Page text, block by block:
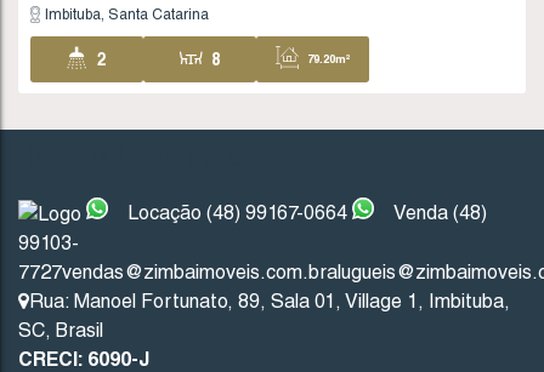
1636 (SA0053)
Aluguel
Imbituba Santa Catarina
2 79.20m²
8
Locação (48) 99167-0664
Venda (48)
99103-
7727vendas@zimbaimoveis.com.br
Rua: Manoel Fortunato, 89, Sala 01, Village 1, Imbituba,
SC, Brasil
CRECI: 6090-J